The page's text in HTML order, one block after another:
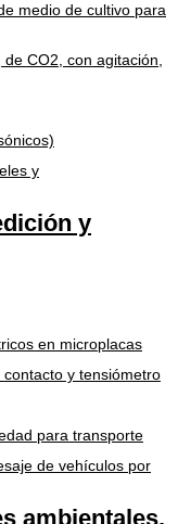
medio de cultivo para
CO2, con agitación,
y
y
en microplacas
y tensiómetro
para transporte
de vehículos por
ambientales,